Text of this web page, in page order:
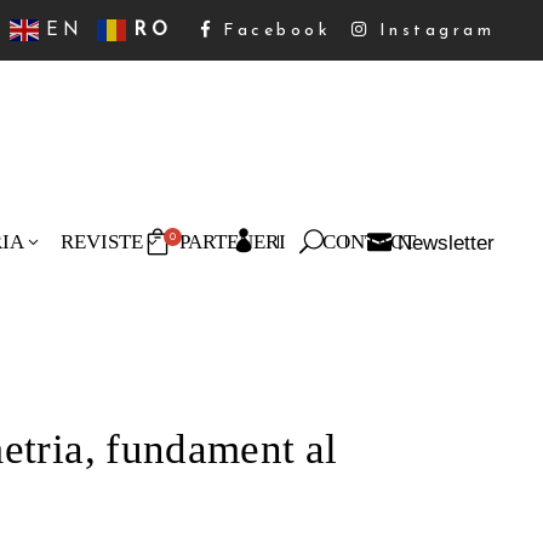
EN RO Facebook Instagram
REVISTE PARTENERI CONTACT
0 Newsletter
fundament al